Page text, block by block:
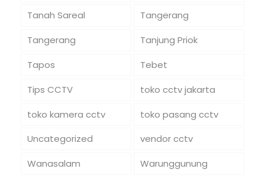
Tanah Sareal
Tangerang
Tangerang
Tanjung Priok
Tapos
Tebet
Tips CCTV
toko cctv jakarta
toko kamera cctv
toko pasang cctv
Uncategorized
vendor cctv
Wanasalam
Warunggunung